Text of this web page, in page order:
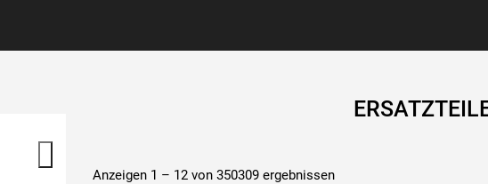
Anzeigen 1 – 12 von 350309 ergebnissen